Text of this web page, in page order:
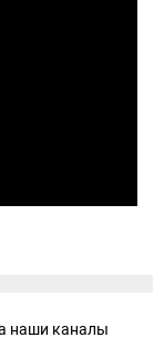
наши каналы